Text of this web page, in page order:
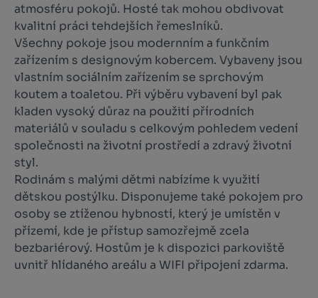
atmosféru pokojů. Hosté tak mohou obdivovat
kvalitní práci tehdejších řemeslníků.
Všechny pokoje jsou modernním a funkčním
zařízením s designovým kobercem. Vybaveny jsou
vlastním sociálním zařízením se sprchovým
koutem a toaletou. Při výběru vybavení byl pak
kladen vysoký důraz na použití přírodních
materiálů v souladu s celkovým pohledem vedení
společnosti na životní prostředí a zdravý životní
styl.
Rodinám s malými dětmi nabízíme k využití
dětskou postýlku. Disponujeme také pokojem pro
osoby se ztíženou hybností, který je umístěn v
přízemí, kde je přístup samozřejmě zcela
bezbariérový. Hostům je k dispozici parkoviště
uvnitř hlídaného areálu a WIFI připojení zdarma.